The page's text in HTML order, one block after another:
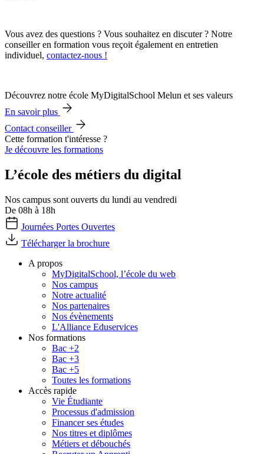
Vous avez des questions ? Vous souhaitez en discuter ? Notre
conseiller en formation vous reçoit également en entretien
individuel, contactez-nous !
Découvrez notre école MyDigitalSchool Melun et ses valeurs
En savoir plus
Contact conseiller
Cette formation t'intéresse ?
Je découvre les formations
L’école des métiers du digital
Nos campus sont ouverts du lundi au vendredi
De 08h à 18h
Journées Portes Ouvertes
Télécharger la brochure
A propos
MyDigitalSchool, l’école du web
Nos campus
Notre actualité
Nos partenaires
Nos évènements
L'Alliance Eduservices
Nos formations
Bac +2
Bac +3
Bac +5
Toutes les formations
Accès rapide
Vie Étudiante
Processus d'admission
Financer ses études
Nos titres et diplômes
Métiers et débouchés